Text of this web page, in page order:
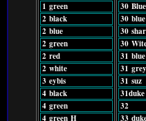
1 green
2 black
2 blue
2 green
2 red
2 white
3 eybis
4 black
4 green
4 green H
30
30
30
30
31 blue
31
31 suz
31duke
32
33